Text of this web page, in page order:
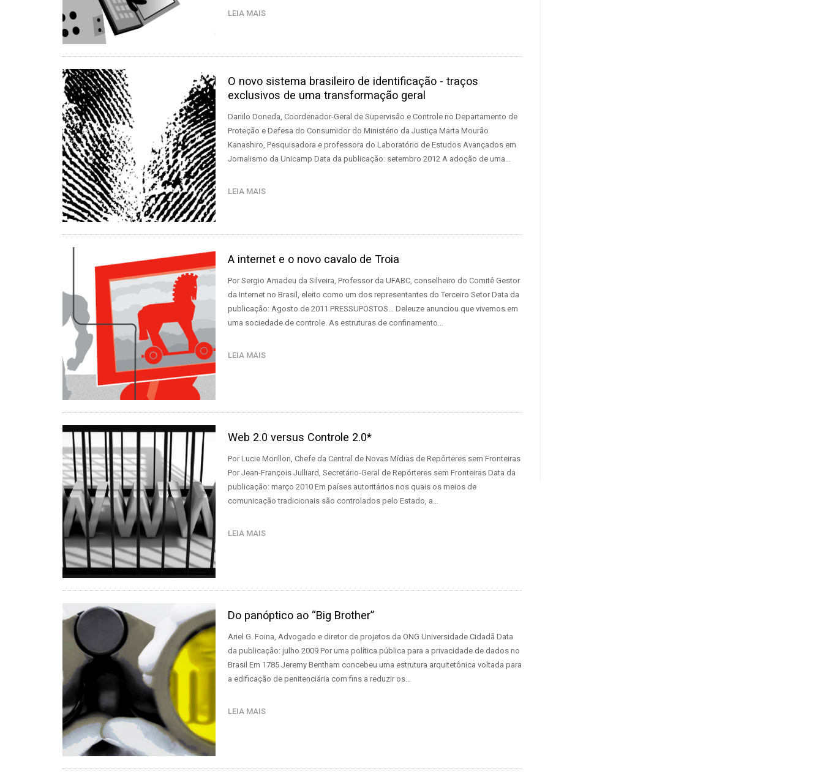
LEIA MAIS
O novo sistema brasileiro de identificação - traços
exclusivos de uma transformação geral
Danilo Doneda, Coordenador-Geral de Supervisão e Controle no Departamento de
Proteção e Defesa do Consumidor do Ministério da Justiça Marta Mourão
Kanashiro, Pesquisadora e professora do Laboratório de Estudos Avançados em
Jornalismo da Unicamp Data da publicação: setembro 2012 A adoção de uma…
LEIA MAIS
A internet e o novo cavalo de Troia
Por Sergio Amadeu da Silveira, Professor da UFABC, conselheiro do Comitê Gestor
da Internet no Brasil, eleito como um dos representantes do Terceiro Setor Data da
publicação: Agosto de 2011 PRESSUPOSTOS... Deleuze anunciou que vivemos em
uma sociedade de controle. As estruturas de confinamento…
LEIA MAIS
Web 2.0 versus Controle 2.0*
Por Lucie Morillon, Chefe da Central de Novas Mídias de Repórteres sem Fronteiras
Por Jean-François Julliard, Secretário-Geral de Repórteres sem Fronteiras Data da
publicação: março 2010 Em países autoritários nos quais os meios de
comunicação tradicionais são controlados pelo Estado, a…
LEIA MAIS
Do panóptico ao “Big Brother”
Ariel G. Foina, Advogado e diretor de projetos da ONG Universidade Cidadã Data
da publicação: julho 2009 Por uma política pública para a privacidade de dados no
Brasil Em 1785 Jeremy Bentham concebeu uma estrutura arquitetônica voltada para
a edificação de penitenciária com fins a reduzir os…
LEIA MAIS